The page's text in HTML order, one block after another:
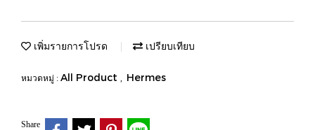
เพิ่มรายการโปรด เปรียบเทียบ
หมวดหมู่ : All Product , Hermes
Share